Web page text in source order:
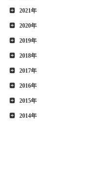
2021年
2020年
2019年
2018年
2017年
2016年
2015年
2014年